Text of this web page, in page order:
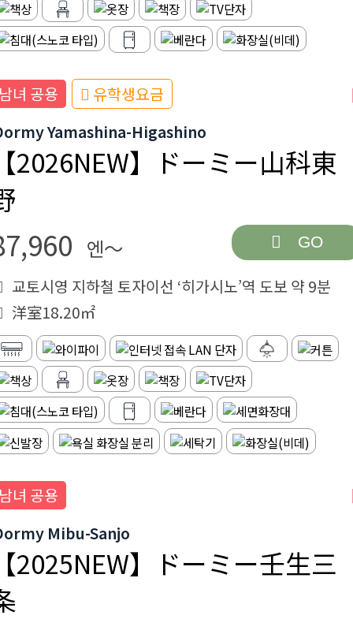
녀 공용
유학생요금
Yamashina-Higashino
2026NEW】ドーミー山科東
엔～ GO
교토시영 지하철 토자이선 ‘히가시노’역 도보 약 9분
洋室18.20㎡
녀 공용
Mibu-Sanjo
2025NEW】ドーミー壬生三